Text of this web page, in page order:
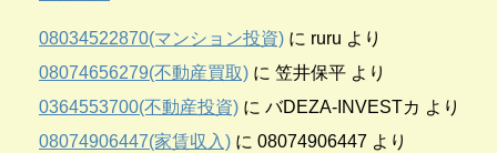
08034522870(マンション投資) に ruru より
08074656279(不動産買取) に 笠井保平 より
0364553700(不動産投資) に バDEZA-INVESTカ より
08074906447(家賃収入) に 08074906447 より